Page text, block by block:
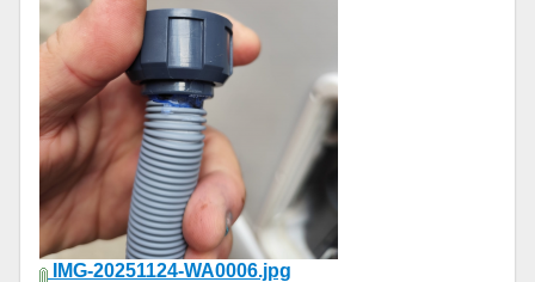
IMG-20251124-WA0006.jpg